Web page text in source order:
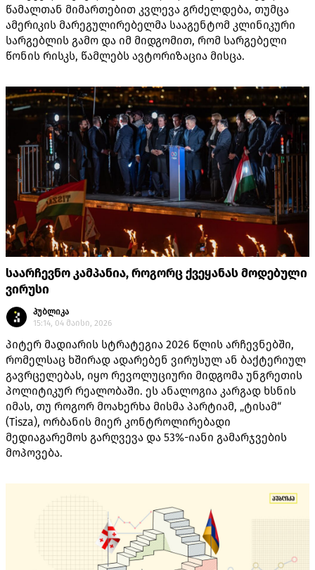
წამალთან მიმართებით კვლევა გრძელდება, თუმცა
ამერიკის მარეგულირებელმა სააგენტომ კლინიკური
სარგებლის გამო და იმ მიდგომით, რომ სარგებელი
წონის რისკს, წამლებს ავტორიზაცია მისცა.
საარჩევნო კამპანია, როგორც ქვეყანას მოდებული
ვირუსი
პუბლიკა
15:14, 04 მაისი, 2026
პიტერ მადიარის სტრატეგია 2026 წლის არჩევნებში,
რომელსაც ხშირად ადარებენ ვირუსულ ან ბაქტერიულ
გავრცელებას, იყო რევოლუციური მიდგომა უნგრეთის
პოლიტიკურ რეალობაში. ეს ანალოგია კარგად ხსნის
იმას, თუ როგორ მოახერხა მისმა პარტიამ, „ტისამ“
(Tisza), ორბანის მიერ კონტროლირებადი
მედიაგარემოს გარღვევა და 53%-იანი გამარჯვების
მოპოვება.